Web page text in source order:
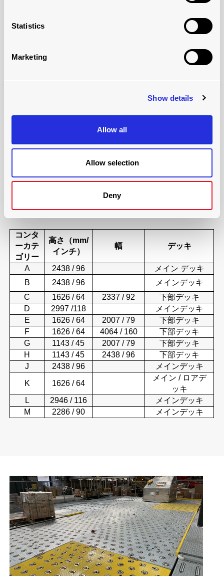
Statistics
Marketing
Show details
Allow all
Allow selection
Deny
3文字目はULDの輪郭を表し、機体の内側にフィットす
のユニットが分類される拘束システムも表します。ULD
の輪郭は、可能な限り多くの貨物を搭載できるように設
輪郭はまた、ULDが航空機のメインデッキに配置される
か、下側のデッキに配置されるかによっても異なりま
コンタ
ーカテ
ゴリー
高さ（mm/
インチ）
幅 デッキ
A 2438 / 96 メイン デッキ
B
2438 / 96
メインデッキ
C
1626 / 64 2337 / 92
下部デッキ
D
2997 /118
メインデッキ
E
1626 / 64 2007 / 79
下部デッキ
F
1626 / 64 4064 / 160
下部デッキ
G
1143 / 45 2007 / 79
下部デッキ
H
1143 / 45 2438 / 96
下部デッキ
J
2438 / 96
メインデッキ
K
1626 / 64
メイン / ロアデ
ッキ
L
2946 / 116
メインデッキ
M
2286 / 90 メインデッキ